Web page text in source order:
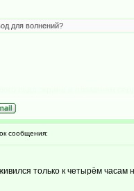
для волнений?
сообщения:
только к четырём